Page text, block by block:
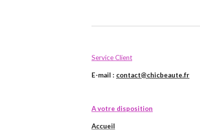
Service Client
E-mail : contact@chicbeaute.fr
A votre disposition
Accueil